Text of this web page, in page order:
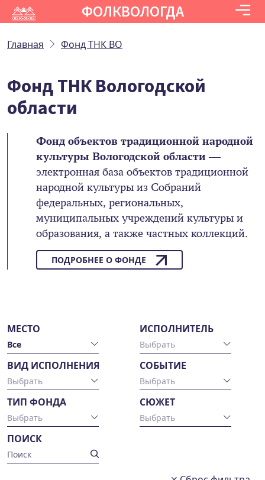
ФОЛКВОЛОГДА
Главная Фонд ТНК ВО
Фонд ТНК Вологодской
области
Фонд объектов традиционной народной
культуры Вологодской области—
электронная база объектов традиционной
народной культуры из Собраний
федеральных, региональных,
муниципальных учреждений культуры и
образования, а также частных коллекций.
ПОДРОБНЕЕ О ФОНДЕ
МЕСТО
Все
ИСПОЛНИТЕЛЬ
Выбрать
ВИД ИСПОЛНЕНИЯ
Выбрать
СОБЫТИЕ
Выбрать
ТИП ФОНДА
Выбрать
СЮЖЕТ
Выбрать
ПОИСК